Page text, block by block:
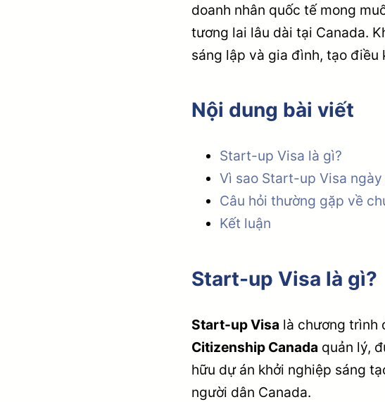
doanh nhân quốc tế mong
tương lai lâu dài tại Canada.
sáng lập và gia đình, tạo điều
Nội dung bài viết
Start-up Visa là gì?
Vì sao Start-up Visa
Câu hỏi thường gặp về
Kết luận
Start-up Visa là gì?
Start-up Visa là chương trình
Citizenship Canada quản lý,
hữu dự án khởi nghiệp sáng
người dân Canada.